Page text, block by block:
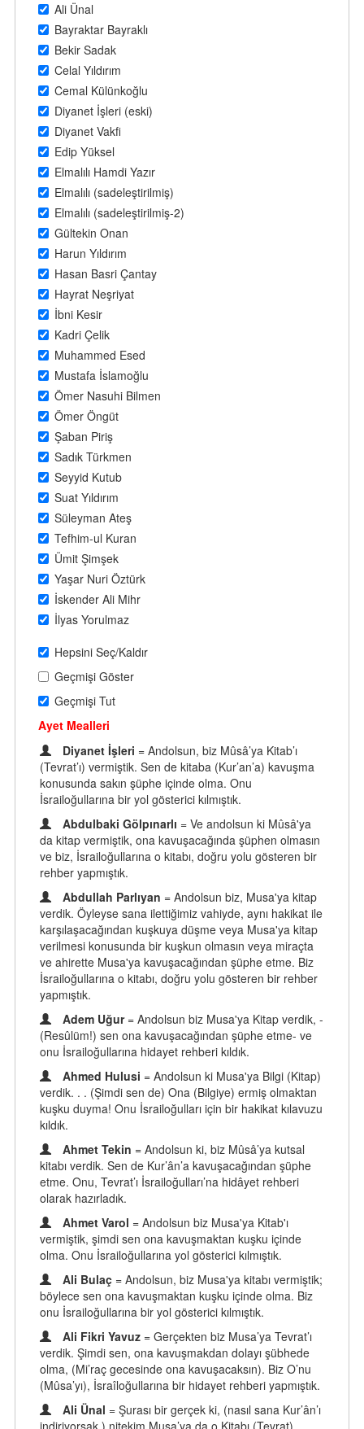
Ali Ünal
Bayraktar Bayraklı
Bekir Sadak
Celal Yıldırım
Cemal Külünkoğlu
Diyanet İşleri (eski)
Diyanet Vakfi
Edip Yüksel
Elmalılı Hamdi Yazır
Elmalılı (sadeleştirilmiş)
Elmalılı (sadeleştirilmiş-2)
Gültekin Onan
Harun Yıldırım
Hasan Basri Çantay
Hayrat Neşriyat
İbni Kesir
Kadri Çelik
Muhammed Esed
Mustafa İslamoğlu
Ömer Nasuhi Bilmen
Ömer Öngüt
Şaban Piriş
Sadık Türkmen
Seyyid Kutub
Suat Yıldırım
Süleyman Ateş
Tefhim-ul Kuran
Ümit Şimşek
Yaşar Nuri Öztürk
İskender Ali Mihr
İlyas Yorulmaz
Hepsini Seç/Kaldır
Geçmişi Göster
Geçmişi Tut
Ayet Mealleri
Diyanet İşleri = Andolsun, biz Mûsâ’ya Kitab’ı
(Tevrat’ı) vermiştik. Sen de kitaba (Kur’an’a) kavuşma
konusunda sakın şüphe içinde olma. Onu
İsrailoğullarına bir yol gösterici kılmıştık.
Abdulbaki Gölpınarlı = Ve andolsun ki Mûsâ'ya
da kitap vermiştik, ona kavuşacağında şüphen olmasın
ve biz, İsrailoğullarına o kitabı, doğru yolu gösteren bir
rehber yapmıştık.
Abdullah Parlıyan = Andolsun biz, Musa'ya kitap
verdik. Öyleyse sana ilettiğimiz vahiyde, aynı hakikat ile
karşılaşacağından kuşkuya düşme veya Musa'ya kitap
verilmesi konusunda bir kuşkun olmasın veya miraçta
ve ahirette Musa'ya kavuşacağından şüphe etme. Biz
İsrailoğullarına o kitabı, doğru yolu gösteren bir rehber
yapmıştık.
Adem Uğur = Andolsun biz Musa'ya Kitap verdik, -
(Resûlüm!) sen ona kavuşacağından şüphe etme- ve
onu İsrailoğullarına hidayet rehberi kıldık.
Ahmed Hulusi = Andolsun ki Musa'ya Bilgi (Kitap)
verdik. . . (Şimdi sen de) Ona (Bilgiye) ermiş olmaktan
kuşku duyma! Onu İsrailoğulları için bir hakikat kılavuzu
kıldık.
Ahmet Tekin = Andolsun ki, biz Mûsâ’ya kutsal
kitabı verdik. Sen de Kur’ân’a kavuşacağından şüphe
etme. Onu, Tevrat’ı İsrailoğulları’na hidâyet rehberi
olarak hazırladık.
Ahmet Varol = Andolsun biz Musa'ya Kitab'ı
vermiştik, şimdi sen ona kavuşmaktan kuşku içinde
olma. Onu İsrailoğullarına yol gösterici kılmıştık.
Ali Bulaç = Andolsun, biz Musa'ya kitabı vermiştik;
böylece sen ona kavuşmaktan kuşku içinde olma. Biz
onu İsrailoğullarına bir yol gösterici kılmıştık.
Ali Fikri Yavuz = Gerçekten biz Musa’ya Tevrat’ı
verdik. Şimdi sen, ona kavuşmakdan dolayı şübhede
olma, (Mi’raç gecesinde ona kavuşacaksın). Biz O’nu
(Mûsa’yı), İsraîloğullarına bir hidayet rehberi yapmıştık.
Ali Ünal = Şurası bir gerçek ki, (nasıl sana Kur’ân’ı
indiriyorsak,) nitekim Musa’ya da o Kitabı (Tevrat)